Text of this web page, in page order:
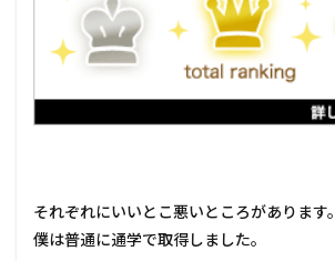
それぞれにいいとこ悪いところがあります。
僕は普通に通学で取得しました。